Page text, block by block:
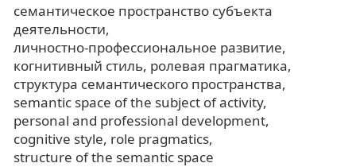
семантическое пространство субъекта
деятельности
личностно-профессиональное развитие
когнитивный стиль ролевая прагматика
структура семантического пространства
semantic space of the subject of activity
personal and professional development
cognitive style role pragmatics
structure of the semantic space